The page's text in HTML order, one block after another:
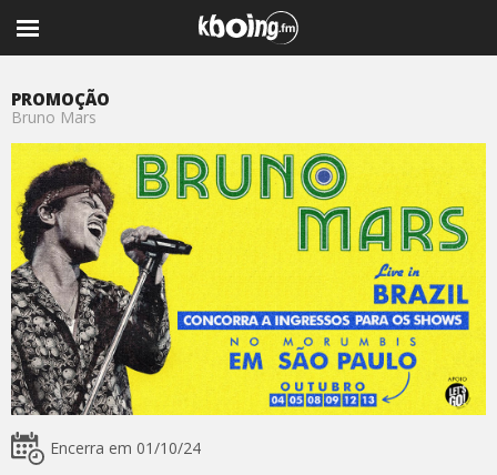
PROMOÇÃO
Bruno Mars
Encerra em 01/10/24